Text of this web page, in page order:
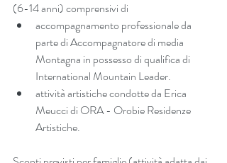
(6-14 anni) comprensivi di
accompagnamento professionale da
parte di Accompagnatore di media
Montagna in possesso di qualifica di
International Mountain Leader.
attività artistiche condotte da Erica
Meucci di ORA - Orobie Residenze
Artistiche.